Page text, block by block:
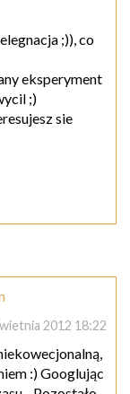
;)), co
eksperyment
;)
sie
2012 18:22
:) Googlując